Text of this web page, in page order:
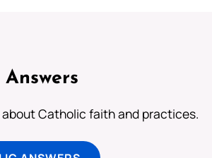
Catholic faith and practices.